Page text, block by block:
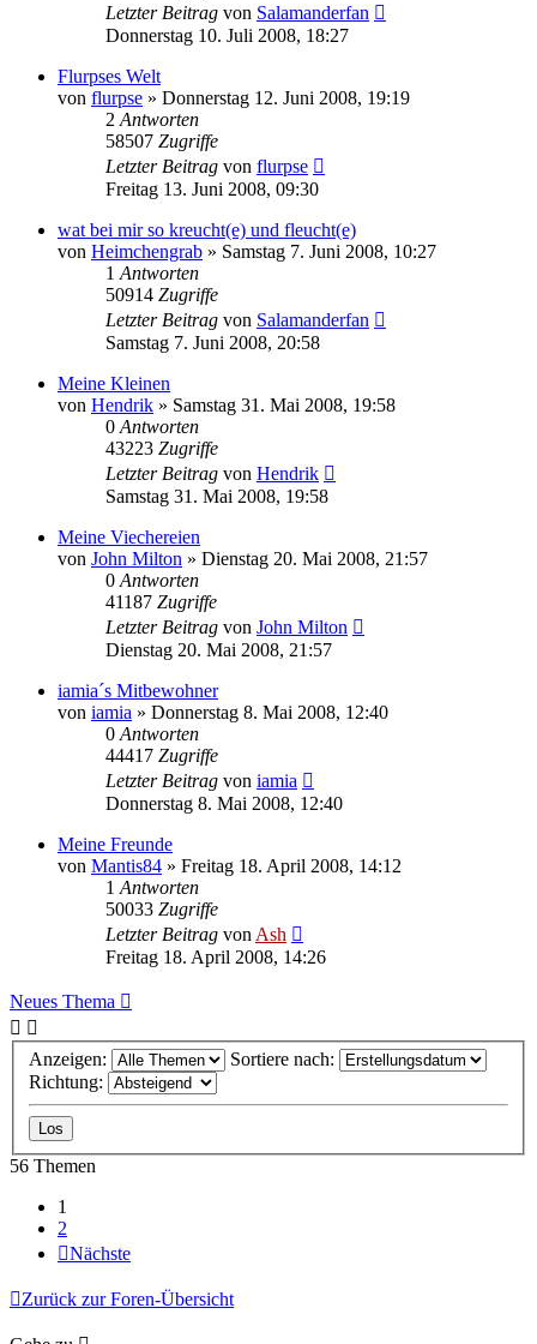
Letzter Beitrag von Salamanderfan
Donnerstag 10. Juli 2008, 18:27
Flurpses Welt
von flurpse » Donnerstag 12. Juni 2008, 19:19
2 Antworten
58507 Zugriffe
Letzter Beitrag von flurpse
Freitag 13. Juni 2008, 09:30
wat bei mir so kreucht(e) und fleucht(e)
von Heimchengrab » Samstag 7. Juni 2008, 10:27
1 Antworten
50914 Zugriffe
Letzter Beitrag von Salamanderfan
Samstag 7. Juni 2008, 20:58
Meine Kleinen
von Hendrik » Samstag 31. Mai 2008, 19:58
0 Antworten
43223 Zugriffe
Letzter Beitrag von Hendrik
Samstag 31. Mai 2008, 19:58
Meine Viechereien
von John Milton » Dienstag 20. Mai 2008, 21:57
0 Antworten
41187 Zugriffe
Letzter Beitrag von John Milton
Dienstag 20. Mai 2008, 21:57
iamia´s Mitbewohner
von iamia » Donnerstag 8. Mai 2008, 12:40
0 Antworten
44417 Zugriffe
Letzter Beitrag von iamia
Donnerstag 8. Mai 2008, 12:40
Meine Freunde
von Mantis84 » Freitag 18. April 2008, 14:12
1 Antworten
50033 Zugriffe
Letzter Beitrag von Ash
Freitag 18. April 2008, 14:26
Neues Thema
Anzeigen:
Sortiere nach:
Richtung:
56 Themen
1
2
Nächste
Zurück zur Foren-Übersicht